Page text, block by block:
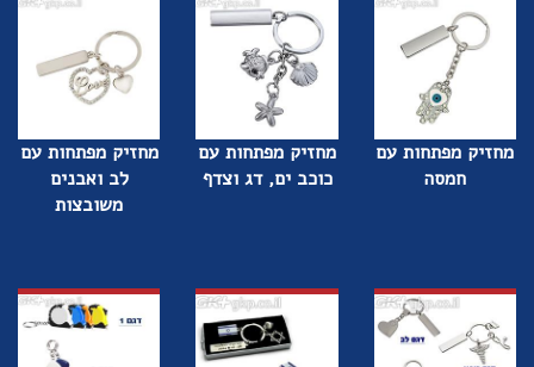
מחזיק מפתחות עם
חמסה
מחזיק מפתחות עם
כוכב ים, דג וצדף
מחזיק מפתחות עם
לב ואבנים
משובצות